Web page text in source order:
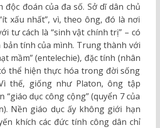
độc đoán của đa số. Sở dĩ dân chủ
xấu nhất”, vì, theo ông, đó là nơi
tư cách là “sinh vật chính trị” – có
tính của mình. Trung thành với
mầm” (entelechie), đặc tính (nhân
thể hiện thực hóa trong đời sống
thế, giống như Platon, ông tập
“giáo dục công cộng” (quyển 7 của
Nền giáo dục ấy không giới hạn
khích các đức tính công dân chỉ